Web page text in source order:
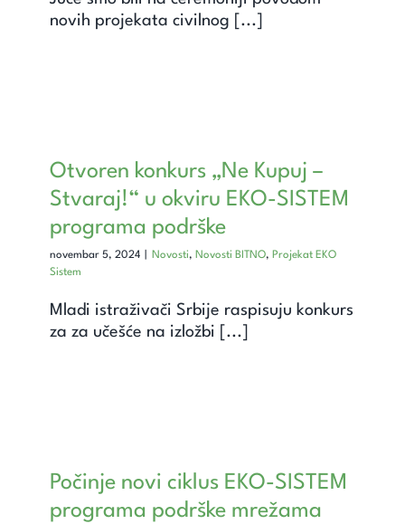
novih projekata civilnog [...]
Otvoren konkurs „Ne Kupuj –
Stvaraj!“ u okviru EKO-SISTEM
programa podrške
novembar 5, 2024 Novosti, Novosti BITNO, Projekat EKO
Sistem
Mladi istraživači Srbije raspisuju konkurs
za za učešće na izložbi [...]
Počinje novi ciklus EKO-SISTEM
programa podrške mrežama